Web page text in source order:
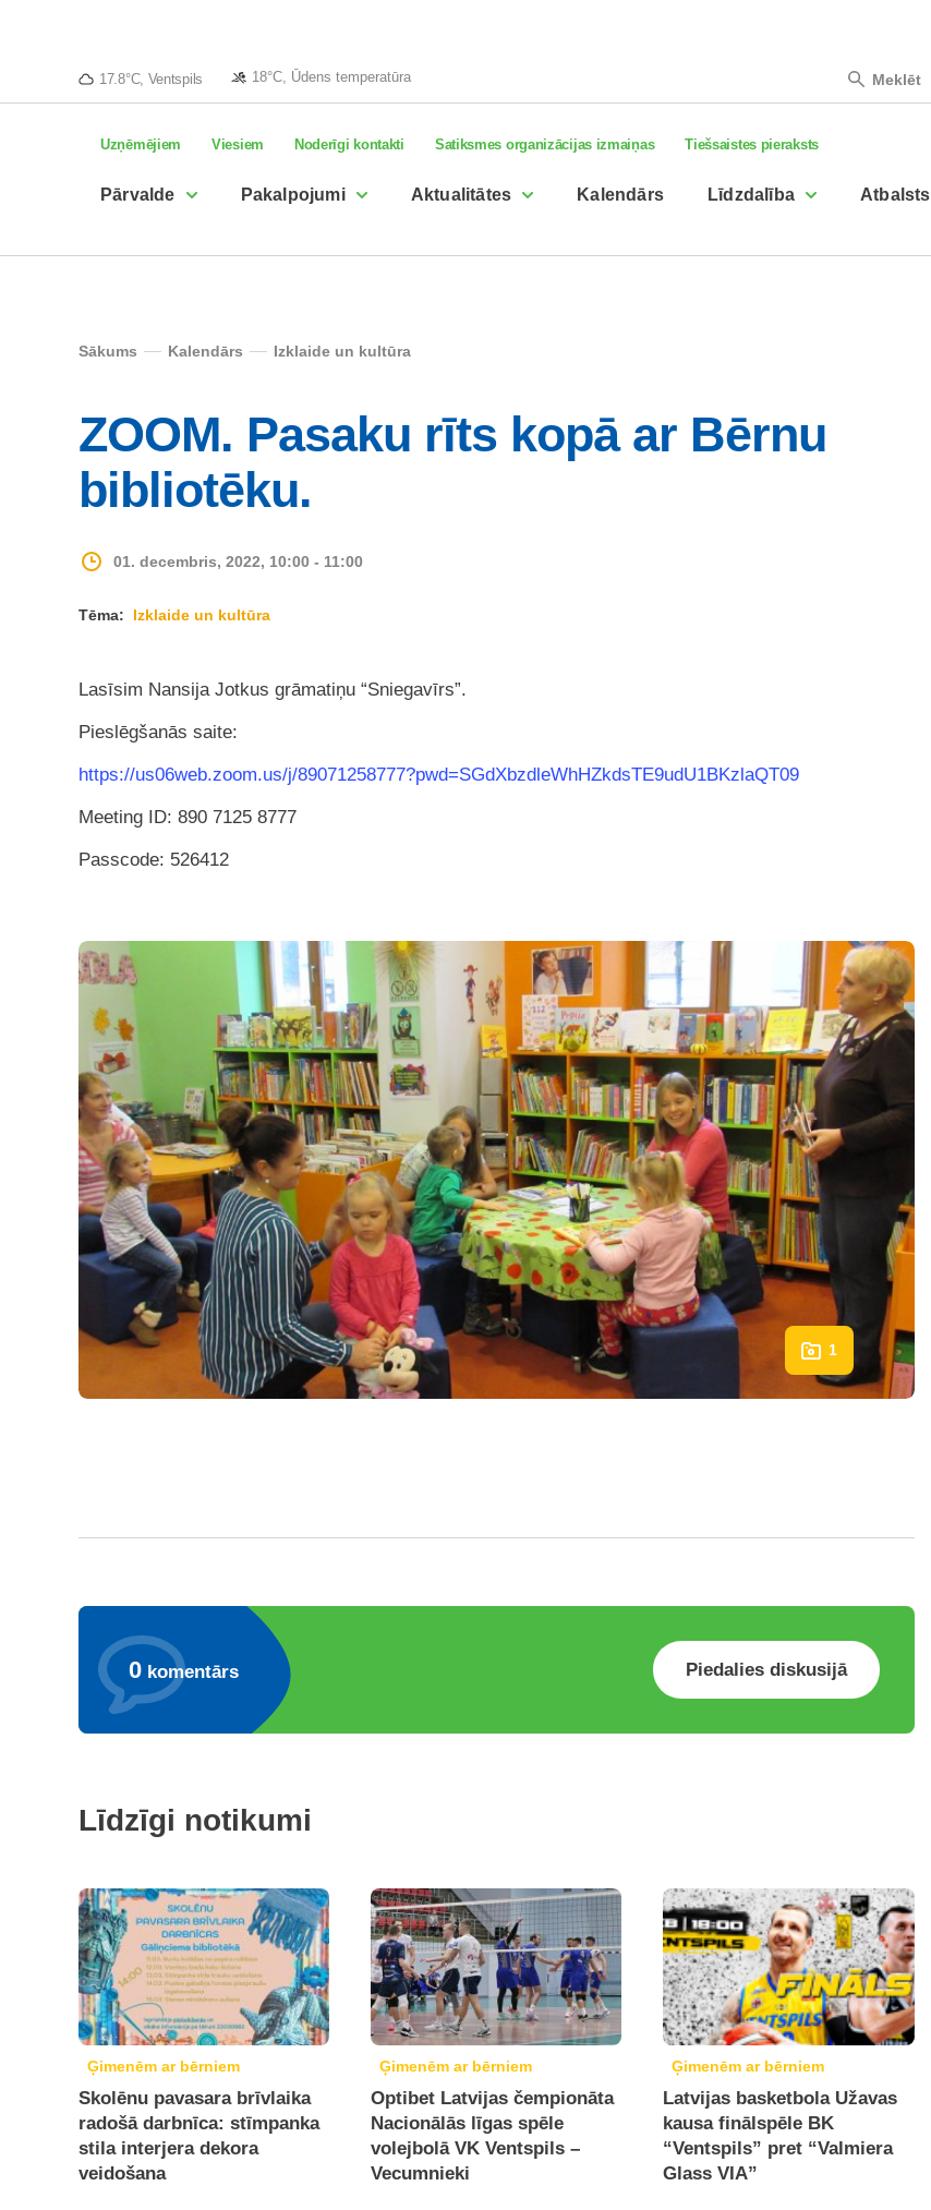
17.8°C, Ventspils 18°C, Ūdens temperatūra Meklēt
Uzņēmējiem Viesiem Noderīgi kontakti Satiksmes organizācijas izmaiņas Tiešsaistes pieraksts
Pārvalde Pakalpojumi Aktualitātes Kalendārs Līdzdalība Atbalsts
Sākums Kalendārs Izklaide un kultūra
ZOOM. Pasaku rīts kopā ar Bērnu
bibliotēku.
01. decembris, 2022, 10:00 - 11:00
Tēma: Izklaide un kultūra
Lasīsim Nansija Jotkus grāmatiņu “Sniegavīrs”.
Pieslēgšanās saite:
https://us06web.zoom.us/j/89071258777?pwd=SGdXbzdleWhHZkdsTE9udU1BKzlaQT09
Meeting ID: 890 7125 8777
Passcode: 526412
1
0 komentārs Piedalies diskusijā
Līdzīgi notikumi
Ģimenēm ar bērniem
Skolēnu pavasara brīvlaika
radošā darbnīca: stīmpanka
stila interjera dekora
veidošana
Ģimenēm ar bērniem
Optibet Latvijas čempionāta
Nacionālās līgas spēle
volejbolā VK Ventspils –
Vecumnieki
Ģimenēm ar bērniem
Latvijas basketbola Užavas
kausa finālspēle BK
“Ventspils” pret “Valmiera
Glass VIA”